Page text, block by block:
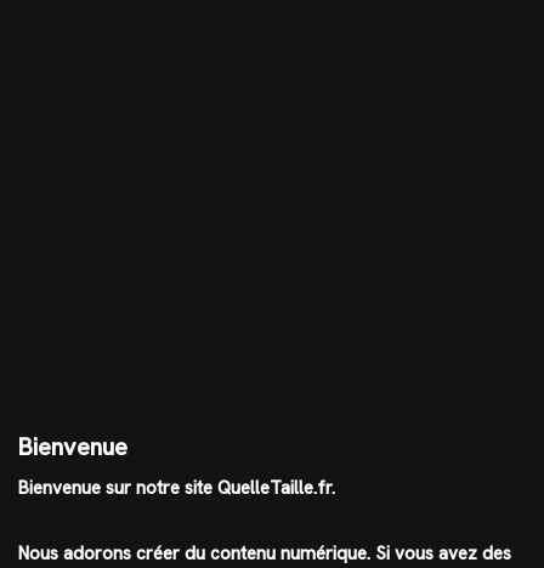
Bienvenue
Bienvenue sur notre site QuelleTaille.fr.
Nous adorons créer du contenu numérique. Si vous avez des